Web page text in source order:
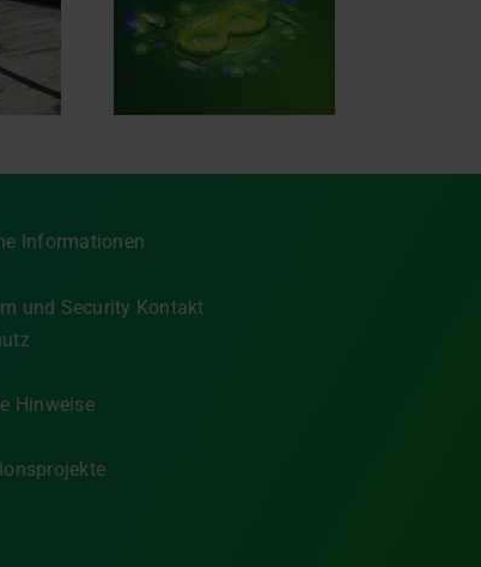
der
Software
mit AVL
Informationen
und Security Kontakt
Hinweise